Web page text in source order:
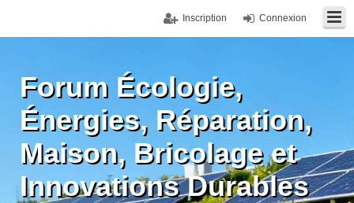
Connexion
Inscription
Forum Écologie,
Énergies, Réparation,
Maison, Bricolage et
Innovations Durables